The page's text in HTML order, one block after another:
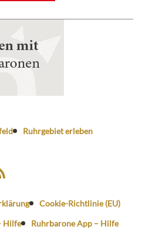
Ruhrgebiet erleben
Cookie-Richtlinie (EU)
Hilfe
Ruhrbarone App – Hilfe